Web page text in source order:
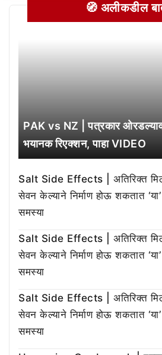
🧭 अलीकडील
PAK vs NZ | पत्रकार
भयानक रिएक्शन, पाहा VIDEO
Salt Side Effects | अतिरिक्त
सेवन केल्याने निर्माण होऊ शकतात ‘या’
समस्या
Salt Side Effects | अतिरिक्त
सेवन केल्याने निर्माण होऊ शकतात ‘या’
समस्या
Salt Side Effects | अतिरिक्त
सेवन केल्याने निर्माण होऊ शकतात ‘या’
समस्या